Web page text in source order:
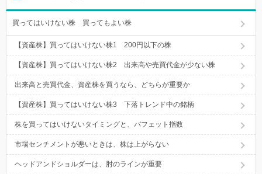
買ってはいけない株 買ってもよい株
【資産株】買ってはいけない株1 200円以下の株
【資産株】買ってはいけない株2 出来高や売買代金が少ない株
出来高と売買代金、資産株を買うなら、どちらが重要か
【資産株】買ってはいけない株3 下落トレンド中の銘柄
株を買ってはいけないタイミングと、バフェット指数
市場センチメントが悪いときは、株は上がらない
ヘッドアンドショルダーは、肘のラインが重要